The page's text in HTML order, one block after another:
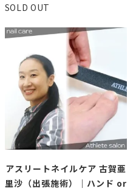
SOLD OUT
アスリートネイルケア 古賀亜
里沙（出張施術）｜ハンド or